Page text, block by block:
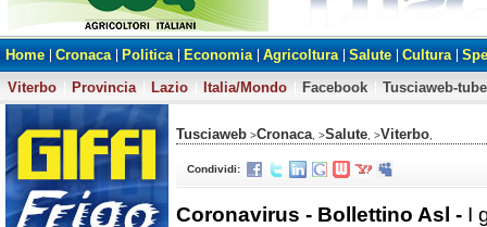
Home Cronaca Politica Economia Agricoltura Salute Cultura
Viterbo
Provincia Lazio Italia/Mondo Facebook Tusciaweb-tube
Tusciaweb >Cronaca , >Salute , >Viterbo
Condividi:
Coronavirus - Bollettino Asl - I